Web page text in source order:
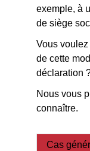
exemple, à
de siège
Vous
de cette
déclaration
Nous vous
connaître.
Cas